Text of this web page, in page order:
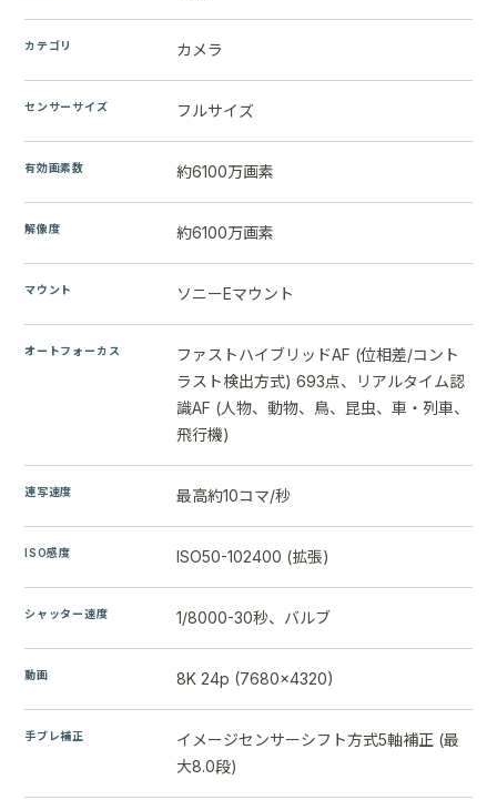
カテゴリ カメラ
センサーサイズ フルサイズ
有効画素数 約6100万画素
解像度 約6100万画素
マウント ソニーEマウント
オートフォーカス
ファストハイブリッドAF (位相差/コント
ラスト検出方式) 693点、リアルタイム認
識AF (人物、動物、鳥、昆虫、車・列車、
飛行機)
連写速度 最高約10コマ/秒
ISO感度 ISO50-102400 (拡張)
シャッター速度 1/8000-30秒、バルブ
動画 8K 24p (7680x4320)
手ブレ補正
イメージセンサーシフト方式5軸補正 (最
大8.0段)